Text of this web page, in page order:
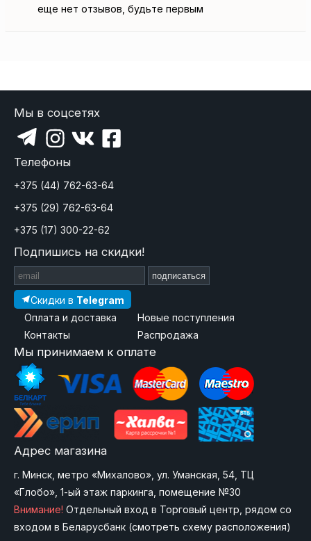
еще нет отзывов, будьте первым
Мы в соцсетях
Телефоны
+375 (44) 762-63-64
+375 (29) 762-63-64
+375 (17) 300-22-62
Подпишись на скидки!
подписаться
Скидки в Telegram
Оплата и доставка
Контакты
Новые поступления
Распродажа
Мы принимаем к оплате
Адрес магазина
г. Минск, метро «Михалово», ул. Уманская, 54, ТЦ
«Глобо», 1-ый этаж паркинга, помещение №30
Внимание! Отдельный вход в Торговый центр, рядом со
входом в Беларусбанк (смотреть схему расположения)